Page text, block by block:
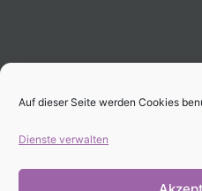
Auf dieser Seite werden Cookies
Dienste verwalten